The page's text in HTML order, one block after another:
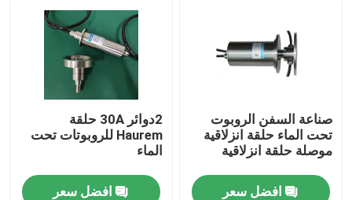
صناعة السفن الروبوت
تحت الماء حلقة انزلاقية
موصلة حلقة انزلاقية
افضل سعر
2دوائر 30A حلقة
Haurem للروبوتات تحت
الماء
افضل سعر